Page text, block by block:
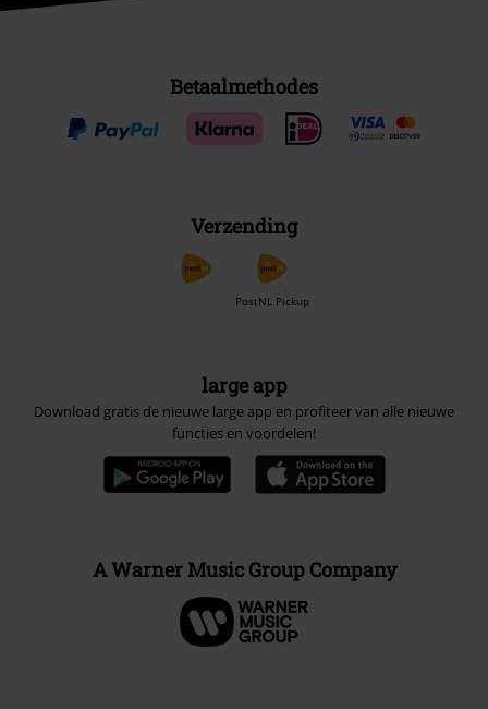
Betaalmethodes
Verzending
PostNL Pickup
large app
Download gratis de nieuwe large app en profiteer van alle nieuwe
functies en voordelen!
A Warner Music Group Company